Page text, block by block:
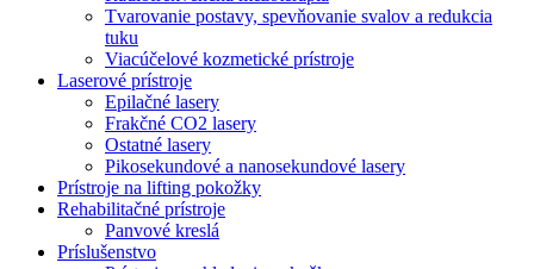
Tvarovanie postavy, spevňovanie svalov a redukcia
tuku
Viacúčelové kozmetické prístroje
Laserové prístroje
Epilačné lasery
Frakčné CO2 lasery
Ostatné lasery
Pikosekundové a nanosekundové lasery
Prístroje na lifting pokožky
Rehabilitačné prístroje
Panvové kreslá
Príslušenstvo